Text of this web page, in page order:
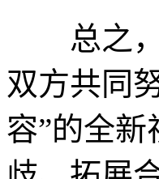
总之，“
双方共同
容”的全新